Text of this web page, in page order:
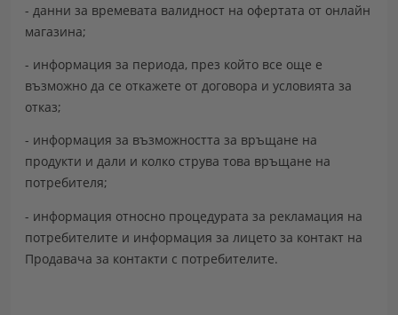
- данни за времевата валидност на офертата от онлайн
магазина;
- информация за периода, през който все още е
възможно да се откажете от договора и условията за
отказ;
- информация за възможността за връщане на
продукти и дали и колко струва това връщане на
потребителя;
- информация относно процедурата за рекламация на
потребителите и информация за лицето за контакт на
Продавача за контакти с потребителите.